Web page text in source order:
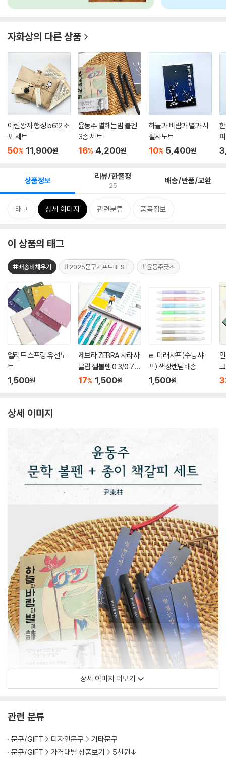
자화상의 다른 상품
어린왕자 행성 b612 소
포 세트
50% 11,900원
윤동주 별헤는밤 볼펜
3종 세트
16% 4,200원
하늘과 바람과 별과 시
필사노트
10% 5,400원
상품정보 리뷰/한줄평
25 배송/반품/교환
태그 상세 이미지 관련분류 품목정보
이 상품의 태그
#배송비채우기 #2025문구기프트BEST #윤동주굿즈
엘리트 스프링 유선노
트
1,500원
제브라 ZEBRA 사라사
클립 젤볼펜 0.3/0.7m
m
17% 1,500원
e-미래샤프(수능샤
프) 색상랜덤배송
1,500원
크
상세 이미지
상세 이미지 더보기
관련 분류
문구/GIFT 디자인문구
기타문구
문구/GIFT
가격대별 상품보기
5천원↓